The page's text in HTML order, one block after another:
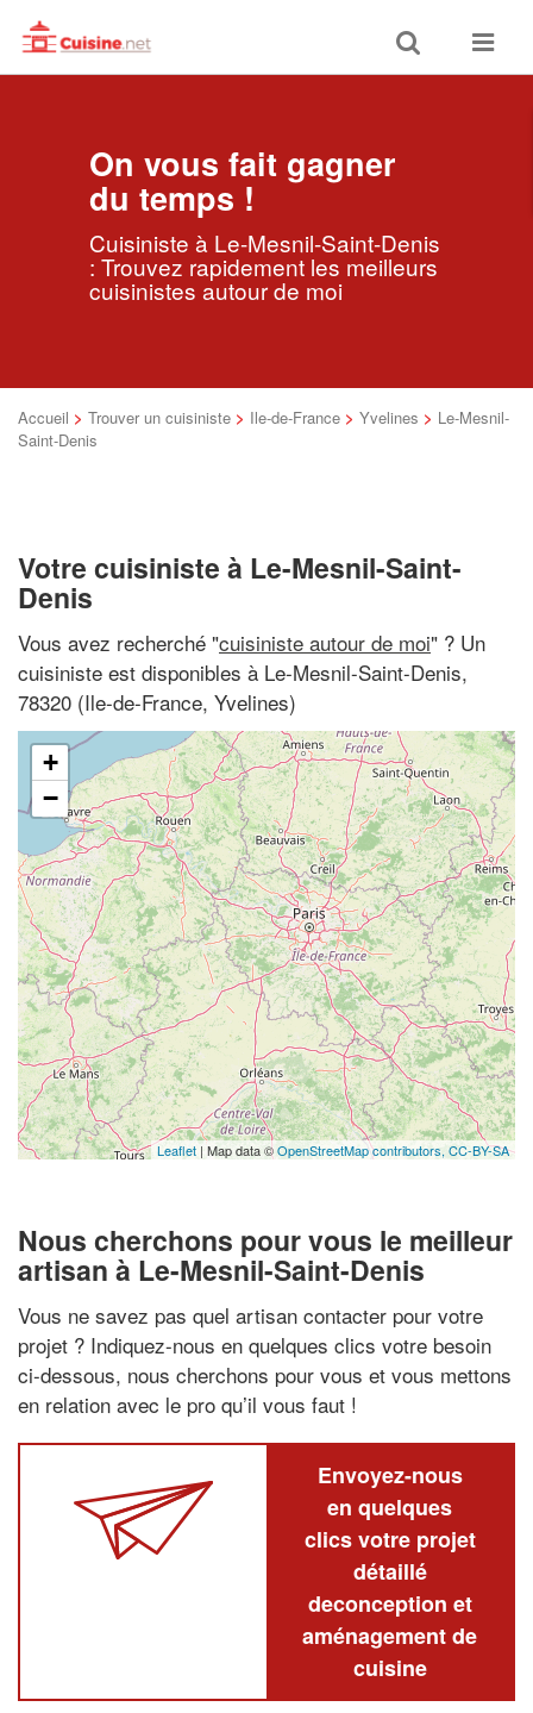
Toggle
search
Toggle
On vous fait gagner
du temps !
Cuisiniste à Le-Mesnil-Saint-Denis
: Trouvez rapidement les meilleurs
cuisinistes autour de moi
Accueil > Trouver un cuisiniste > Ile-de-France > Yvelines > Le-Mesnil-
Saint-Denis
Votre cuisiniste à Le-Mesnil-Saint-
Denis
Vous avez recherché "cuisiniste autour de moi" ? Un
cuisiniste est disponibles à Le-Mesnil-Saint-Denis,
78320 (Ile-de-France, Yvelines)
+
−
Leaflet | Map data ©OpenStreetMap contributors, CC-BY-SA
Nous cherchons pour vous le meilleur
artisan à Le-Mesnil-Saint-Denis
Vous ne savez pas quel artisan contacter pour votre
projet ? Indiquez-nous en quelques clics votre besoin
ci-dessous, nous cherchons pour vous et vous mettons
en relation avec le pro qu’il vous faut !
Envoyez-nous
en quelques
clics votre projet
détaillé
deconception et
aménagement de
cuisine